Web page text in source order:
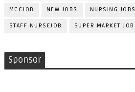
MCCJOB NEW JOBS NURSING JOBS
STAFF NURSEJOB SUPER MARKET JOB
Sponsor